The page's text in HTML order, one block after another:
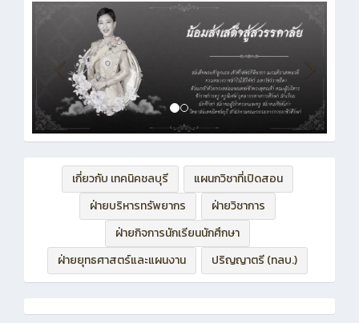
เกี่ยวกับ เทคนิคชลบุรี
แผนกวิชาที่เปิดสอน
ฝ่ายบริหารทรัพยากร
ฝ่ายวิชาการ
ฝ่ายกิจการนักเรียนนักศึกษา
ฝ่ายยุทธศาสตร์และแผนงาน
ปริญญาตรี (ทลบ.)